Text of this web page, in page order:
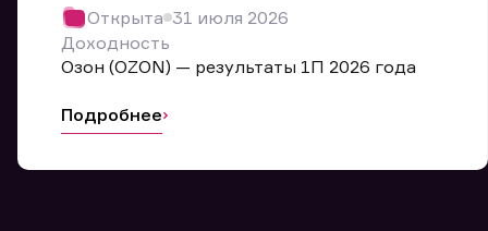
Открыта 31 июля 2026
Доходность
Озон (OZON) — результаты 1П 2026 года
Подробнее
Мы